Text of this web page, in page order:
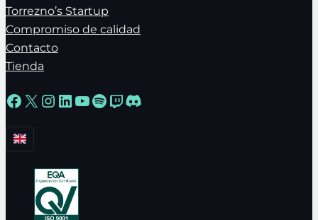
Torrezno’s Startup
Compromiso de calidad
Contacto
Tienda
Facebook
X Instagram
LinkedIn
YouTube
Spotify
Twitch
Discord